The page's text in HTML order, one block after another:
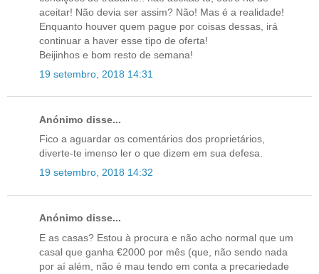
aceitar! Não devia ser assim? Não! Mas é a realidade!
Enquanto houver quem pague por coisas dessas, irá
continuar a haver esse tipo de oferta!
Beijinhos e bom resto de semana!
19 setembro, 2018 14:31
Anónimo disse...
Fico a aguardar os comentários dos proprietários,
diverte-te imenso ler o que dizem em sua defesa.
19 setembro, 2018 14:32
Anónimo disse...
E as casas? Estou à procura e não acho normal que um
casal que ganha €2000 por mês (que, não sendo nada
por aí além, não é mau tendo em conta a precariedade